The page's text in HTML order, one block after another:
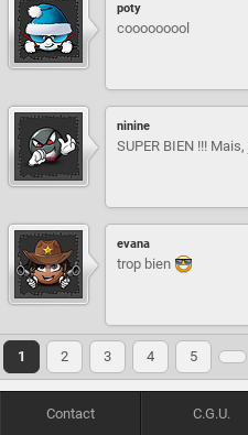
poty
cooooooool
ninine
SUPER BIEN !!!
evana
trop bien
1 2 3 4 5
Contact C.G.U.